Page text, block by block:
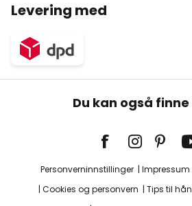
Levering med
Du kan også finne
Personverninnstillinger Impressum
Cookies og personvern
Tips til